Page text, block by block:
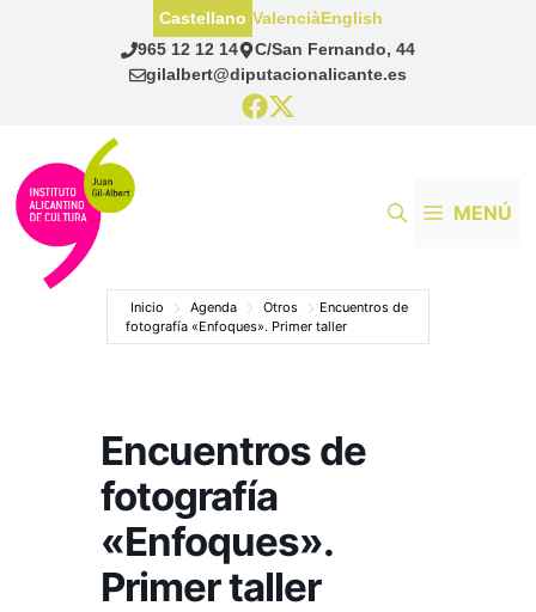
965 12 12 14
C/San Fernando, 44
gilalbert@diputacionalicante.es
Castellano ValenciàEnglish
MENÚ
Inicio Agenda Otros
Encuentros de
fotografía «Enfoques». Primer taller
Encuentros de
fotografía
«Enfoques».
Primer taller